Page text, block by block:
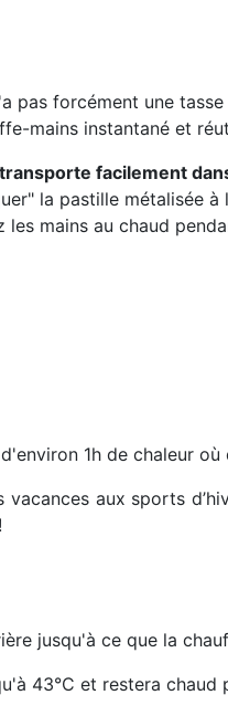
pas forcément une
mains instantané et
facilement
la pastille métalisée
les mains au chaud
1h de chaleur où
aux sports
jusqu'à ce que la
43°C et restera chaud